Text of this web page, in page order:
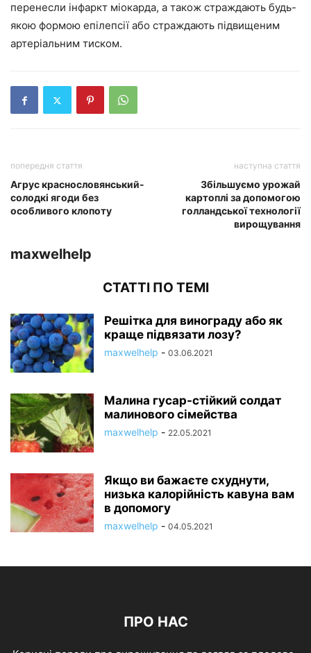
перенесли інфаркт міокарда, а також страждають будь-
якою формою епілепсії або страждають підвищеним
артеріальним тиском.
попередня стаття
Агрус краснословянський-
солодкі ягоди без
особливого клопоту
наступна стаття
Збільшуємо урожай
картоплі за допомогою
голландської технології
вирощування
maxwelhelp
СТАТТІ ПО ТЕМІ
Решітка для винограду або як
краще підвязати лозу?
maxwelhelp - 03.06.2021
Малина гусар-стійкий солдат
малинового сімейства
maxwelhelp - 22.05.2021
Якщо ви бажаєте схуднути,
низька калорійність кавуна вам
в допомогу
maxwelhelp - 04.05.2021
ПРО НАС